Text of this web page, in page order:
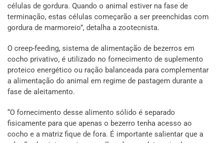
células de gordura. Quando o animal estiver na fase de
terminação, estas células começarão a ser preenchidas com
gordura de marmoreio”, detalha a zootecnista.
O creep-feeding, sistema de alimentação de bezerros em
cocho privativo, é utilizado no fornecimento de suplemento
proteico energético ou ração balanceada para complementar
a alimentação do animal em regime de pastagem durante a
fase de aleitamento.
“O fornecimento desse alimento sólido é separado
fisicamente para que apenas o bezerro tenha acesso ao
cocho e a matriz fique de fora. É importante salientar que a